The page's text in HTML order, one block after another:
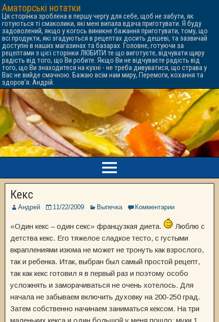
Аматорські нотатки
Ця сторінка зроблена в першу чергу для себе, щоб не забути, як
готуються ті смаколики, які мені випала вдача приготувати. Я буду
задоволений, якщо у когось виникне бажання приготувати, тому, що
всі продукти, які згадуються в рецептах досить дешеві, та зазвичай
доступні в наших магазинах та базарах. Головне, готуючи за
рецептами з цієї сторінки ЛЮБИТИ те що виготуєте, відчувати щиру
радість від того, що Ви робите. Якщо Ви не відчуваєте радість від
того, що Ви знаходитеся на кухні - не треба дивуватися, що страва у
Вас не вийде смачною. Бажаю всім нам миру, Перемоги, кохання та
здоров'я. Андрій.
Кекс
Андрей 11/22/2009 Выпечка Комментарии
«Один кекс – один секс» французкая диета.
Люблю с
детства кекс. Его тяжелое сладкое тесто, с густыми
вкраплениями изюма не может не тронуть как взрослого,
так и ребенка. Итак, выбран был самый простой рецепт,
так как кекс готовил я в первый раз и поэтому особо
усложнять и заморачиваться не очень хотелось. Для
начала не забываем включить духовку на 200-250 град.
Затем собственно начинаем заниматься кексом. На три
маленьких кекса и один большой у меня пошло: муки 1